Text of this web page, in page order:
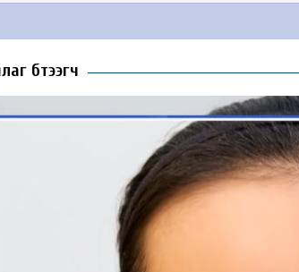
бүтээгч